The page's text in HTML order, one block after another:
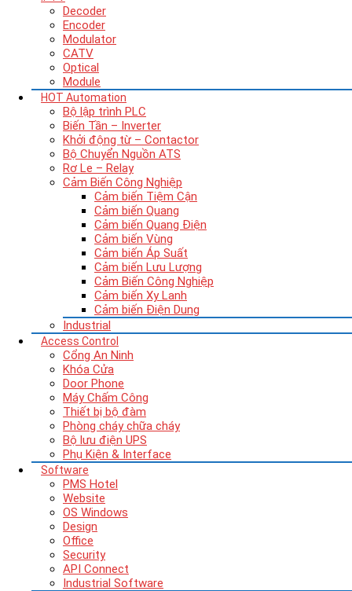
Decoder
Encoder
Modulator
CATV
Optical
Module
HOT Automation
Bộ lập trình PLC
Biến Tần – Inverter
Khởi động từ – Contactor
Bộ Chuyển Nguồn ATS
Rơ Le – Relay
Cảm Biến Công Nghiệp
Cảm biến Tiệm Cận
Cảm biến Quang
Cảm biến Quang Điện
Cảm biến Vùng
Cảm biến Áp Suất
Cảm biến Lưu Lượng
Cảm Biến Công Nghiệp
Cảm biến Xy Lanh
Cảm biến Điện Dung
Industrial
Access Control
Cổng An Ninh
Khóa Cửa
Door Phone
Máy Chấm Công
Thiết bị bộ đàm
Phòng cháy chữa cháy
Bộ lưu điện UPS
Phụ Kiện & Interface
Software
PMS Hotel
Website
OS Windows
Design
Office
Security
API Connect
Industrial Software